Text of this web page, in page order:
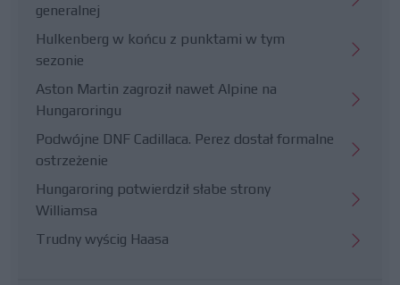
generalnej
Hulkenberg w końcu z punktami w tym
sezonie
Aston Martin zagroził nawet Alpine na
Hungaroringu
Podwójne DNF Cadillaca. Perez dostał formalne
ostrzeżenie
Hungaroring potwierdził słabe strony
Williamsa
Trudny wyścig Haasa